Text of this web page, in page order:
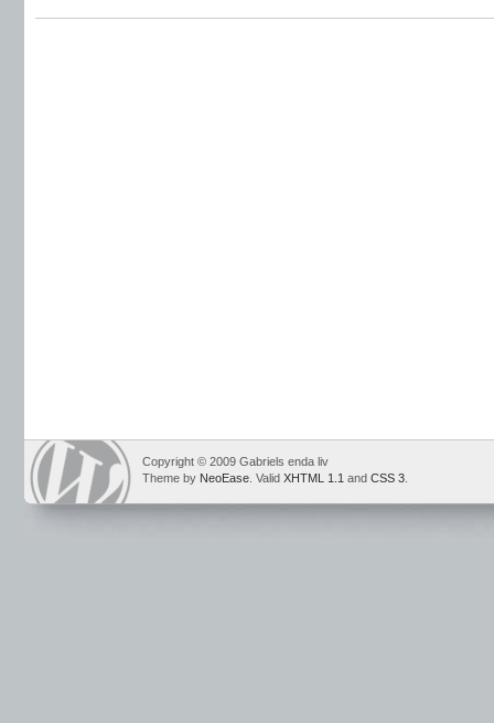
Copyright © 2009 Gabriels enda liv
Theme by NeoEase . Valid XHTML 1.1 and CSS 3